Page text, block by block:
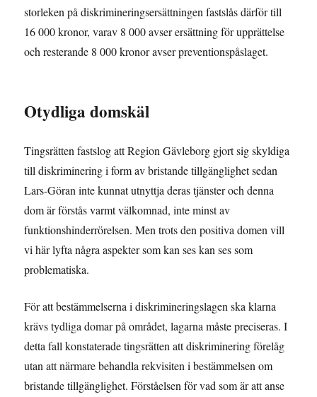
storleken på diskrimineringsersättningen fastslås därför till
16 000 kronor, varav 8 000 avser ersättning för upprättelse
och resterande 8 000 kronor avser preventionspåslaget.
Otydliga domskäl
Tingsrätten fastslog att Region Gävleborg gjort sig skyldiga
till diskriminering i form av bristande tillgänglighet sedan
Lars-Göran inte kunnat utnyttja deras tjänster och denna
dom är förstås varmt välkomnad, inte minst av
funktionshinderrörelsen. Men trots den positiva domen vill
vi här lyfta några aspekter som kan ses kan ses som
problematiska.
För att bestämmelserna i diskrimineringslagen ska klarna
krävs tydliga domar på området, lagarna måste preciseras. I
detta fall konstaterade tingsrätten att diskriminering förelåg
utan att närmare behandla rekvisiten i bestämmelsen om
bristande tillgänglighet. Förståelsen för vad som är att anse